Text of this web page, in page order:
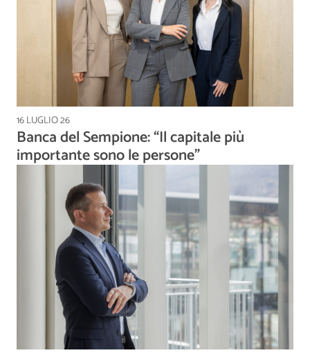
16 LUGLIO 26
Banca del Sempione: “Il capitale più
importante sono le persone”